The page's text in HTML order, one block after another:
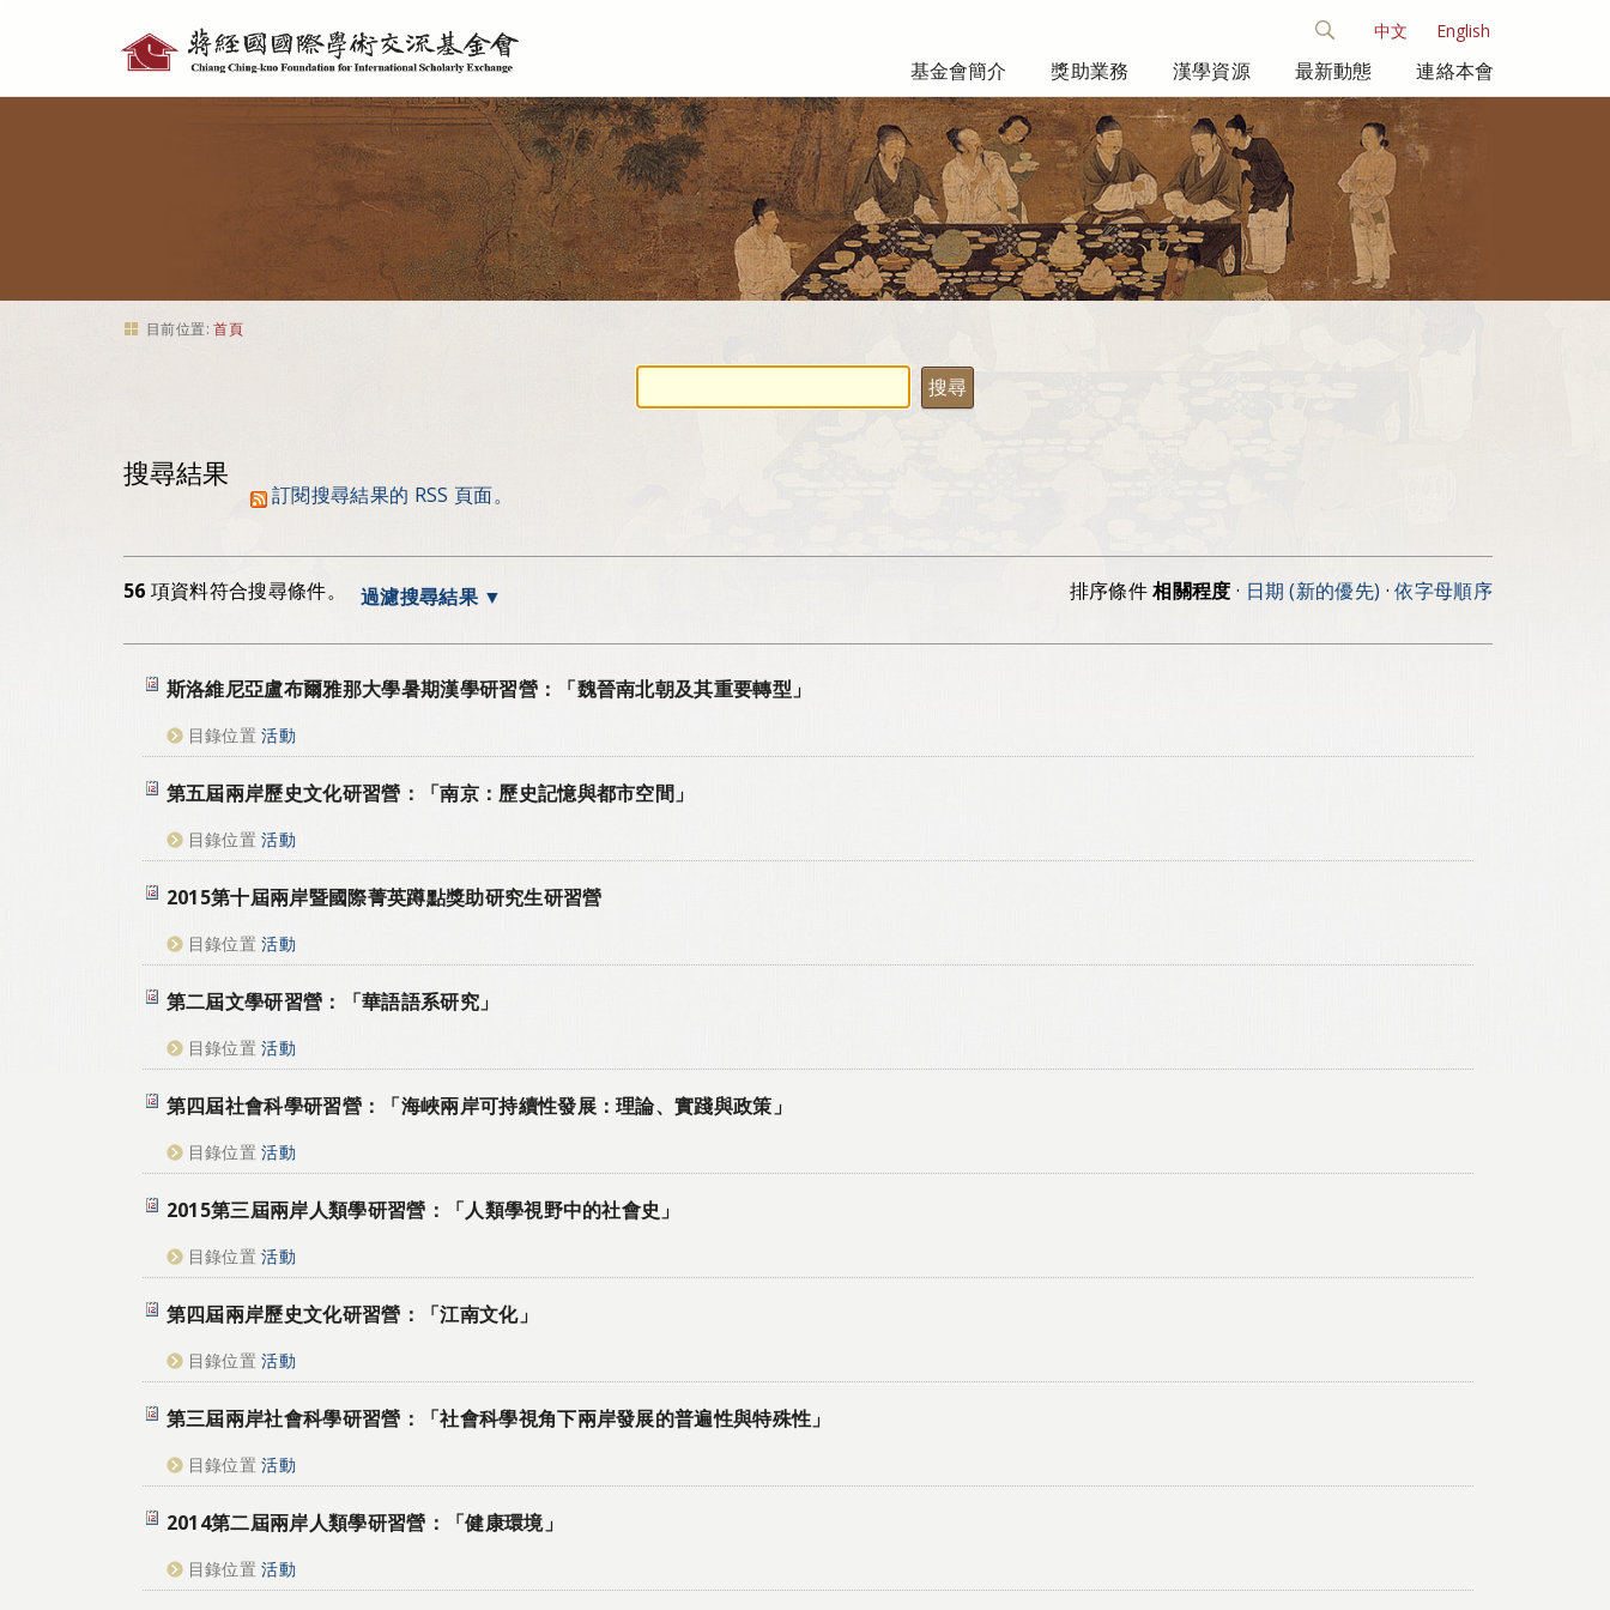
具
中文 English
基金會簡介 獎助業務 漢學資源 最新動態 連絡本會
目前位置: 首頁
搜尋結果
訂閱搜尋結果的 RSS 頁面。
56 項資料符合搜尋條件。 過濾搜尋結果 排序條件相關程度 · 日期 (新的優先) · 依字母順序
斯洛維尼亞盧布爾雅那大學暑期漢學研習營：「魏晉南北朝及其重要轉型」
目錄位置 活動
第五屆兩岸歷史文化研習營：「南京：歷史記憶與都市空間」
目錄位置 活動
2015第十屆兩岸暨國際菁英蹲點獎助研究生研習營
目錄位置 活動
第二屆文學研習營：「華語語系研究」
目錄位置 活動
第四屆社會科學研習營：「海峽兩岸可持續性發展：理論、實踐與政策」
目錄位置 活動
2015第三屆兩岸人類學研習營：「人類學視野中的社會史」
目錄位置 活動
第四屆兩岸歷史文化研習營：「江南文化」
目錄位置 活動
第三屆兩岸社會科學研習營：「社會科學視角下兩岸發展的普遍性與特殊性」
目錄位置 活動
2014第二屆兩岸人類學研習營：「健康環境」
目錄位置 活動